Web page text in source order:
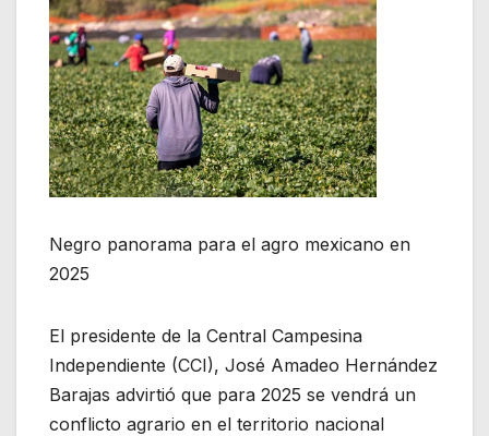
Negro panorama para el agro mexicano en
2025
El presidente de la Central Campesina
Independiente (CCI), José Amadeo Hernández
Barajas advirtió que para 2025 se vendrá un
conflicto agrario en el territorio nacional